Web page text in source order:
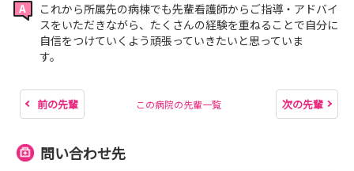
これから所属先の病棟でも先輩看護師からご指導・アドバイ
スをいただきながら、たくさんの経験を重ねることで自分に
自信をつけていくよう頑張っていきたいと思っていま
す。
前の先輩 この病院の先輩一覧 次の先輩
問い合わせ先